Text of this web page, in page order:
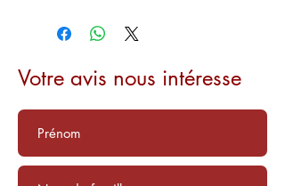
Votre avis nous intéresse